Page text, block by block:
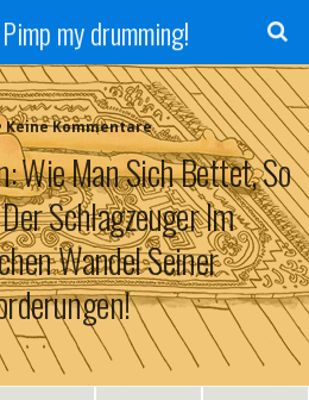
my drumming!
Keine Kommentare
Wie Man Sich Bettet, So
Schlagzeuger Im
Wandel Seiner